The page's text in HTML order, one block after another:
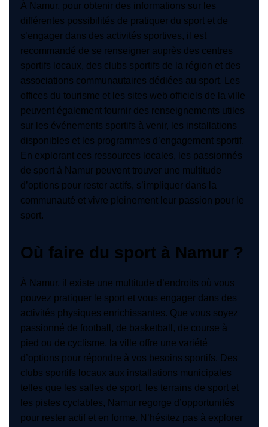
À Namur, pour obtenir des informations sur les
différentes possibilités de pratiquer du sport et de
s’engager dans des activités sportives, il est
recommandé de se renseigner auprès des centres
sportifs locaux, des clubs sportifs de la région et des
associations communautaires dédiées au sport. Les
offices du tourisme et les sites web officiels de la ville
peuvent également fournir des renseignements utiles
sur les événements sportifs à venir, les installations
disponibles et les programmes d’engagement sportif.
En explorant ces ressources locales, les passionnés
de sport à Namur peuvent trouver une multitude
d’options pour rester actifs, s’impliquer dans la
communauté et vivre pleinement leur passion pour le
sport.
Où faire du sport à Namur ?
À Namur, il existe une multitude d’endroits où vous
pouvez pratiquer le sport et vous engager dans des
activités physiques enrichissantes. Que vous soyez
passionné de football, de basketball, de course à
pied ou de cyclisme, la ville offre une variété
d’options pour répondre à vos besoins sportifs. Des
clubs sportifs locaux aux installations municipales
telles que les salles de sport, les terrains de sport et
les pistes cyclables, Namur regorge d’opportunités
pour rester actif et en forme. N’hésitez pas à explorer